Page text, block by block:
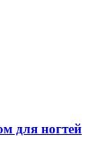
для ногтей